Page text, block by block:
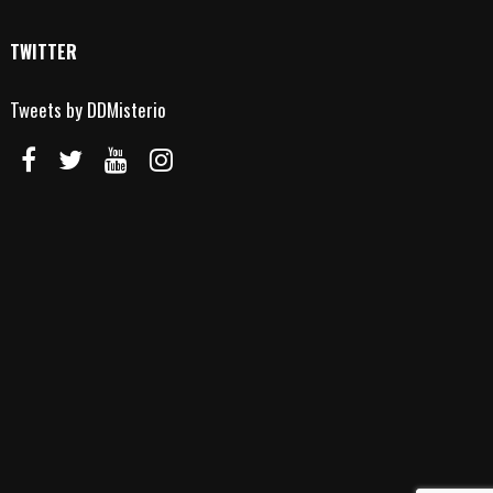
TWITTER
Tweets by DDMisterio